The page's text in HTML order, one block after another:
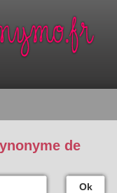
de
Ok